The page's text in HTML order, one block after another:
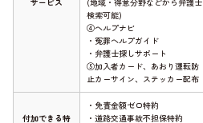
検索可能)
④ヘルプナビ
・冤罪ヘルプガイド
・弁護士探しサポート
⑤加入者カード、あおり運転防
止カーサイン、ステッカー配布
付加できる特
・免責金額ゼロ特約
・道路交通事故不担保特約